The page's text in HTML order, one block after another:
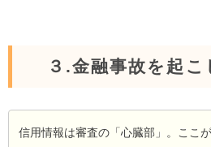
３.金融事故を起
信用情報は審査の「心臓部」。ここ